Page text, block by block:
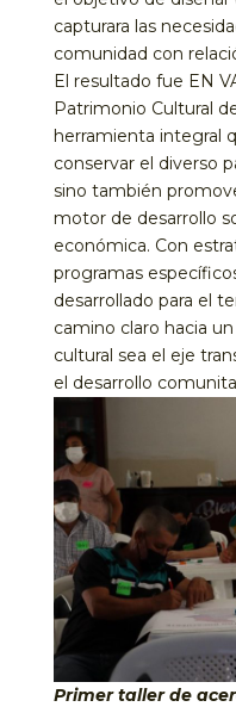
capturara las
comunidad con
El resultado fue EN
Patrimonio Cultural
herramienta integral
conservar el diverso
sino también
motor de desarrollo
económica. Con
programas
desarrollado para el
camino claro hacia
cultural sea el eje
el desarrollo
Primer taller de